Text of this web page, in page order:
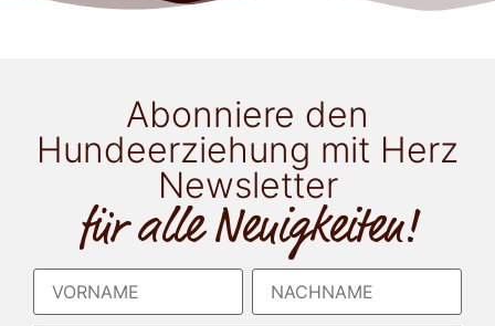
Abonniere den
Hundeerziehung mit Herz
Newsletter
für alle Neuigkeiten!